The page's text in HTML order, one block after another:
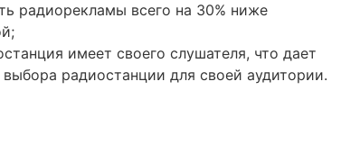
радиорекламы всего на 30% ниже
имеет своего слушателя, что дает
радиостанции для своей аудитории.